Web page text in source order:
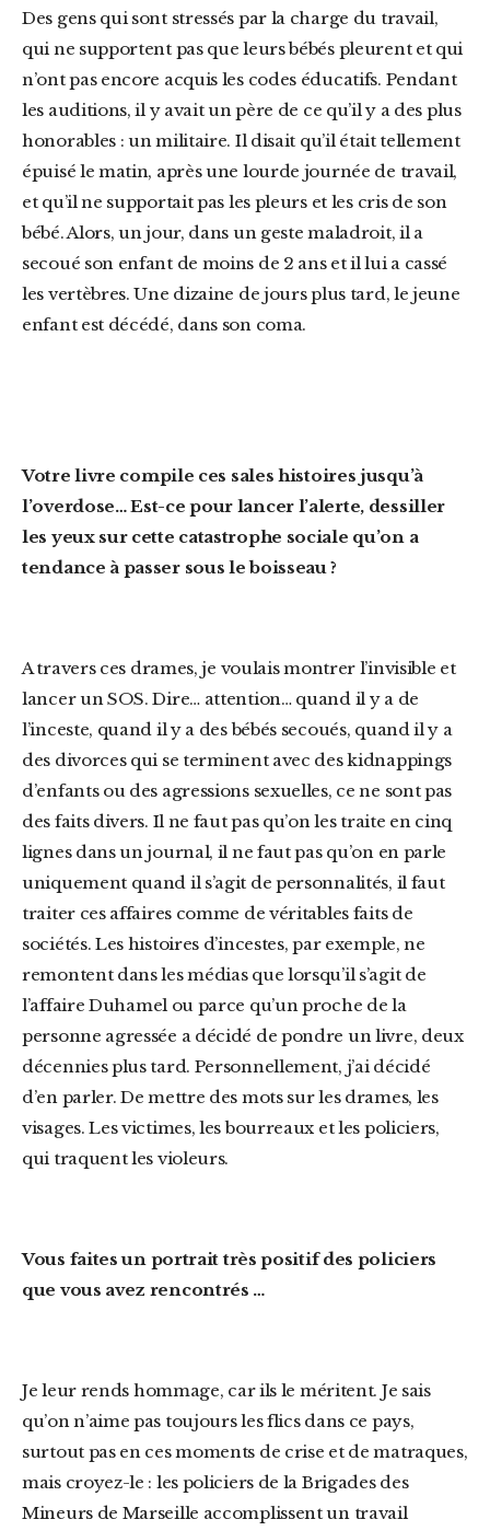
Des gens qui sont stressés par la charge du travail,
qui ne supportent pas que leurs bébés pleurent et qui
n’ont pas encore acquis les codes éducatifs. Pendant
les auditions, il y avait un père de ce qu’il y a des plus
honorables : un militaire. Il disait qu’il était tellement
épuisé le matin, après une lourde journée de travail,
et qu’il ne supportait pas les pleurs et les cris de son
bébé. Alors, un jour, dans un geste maladroit, il a
secoué son enfant de moins de 2 ans et il lui a cassé
les vertèbres. Une dizaine de jours plus tard, le jeune
enfant est décédé, dans son coma.
Votre livre compile ces sales histoires jusqu’à
l’overdose… Est-ce pour lancer l’alerte, dessiller
les yeux sur cette catastrophe sociale qu’on a
tendance à passer sous le boisseau ?
A travers ces drames, je voulais montrer l’invisible et
lancer un SOS. Dire… attention… quand il y a de
l’inceste, quand il y a des bébés secoués, quand il y a
des divorces qui se terminent avec des kidnappings
d’enfants ou des agressions sexuelles, ce ne sont pas
des faits divers. Il ne faut pas qu’on les traite en cinq
lignes dans un journal, il ne faut pas qu’on en parle
uniquement quand il s’agit de personnalités, il faut
traiter ces affaires comme de véritables faits de
sociétés. Les histoires d’incestes, par exemple, ne
remontent dans les médias que lorsqu’il s’agit de
l’affaire Duhamel ou parce qu’un proche de la
personne agressée a décidé de pondre un livre, deux
décennies plus tard. Personnellement, j’ai décidé
d’en parler. De mettre des mots sur les drames, les
visages. Les victimes, les bourreaux et les policiers,
qui traquent les violeurs.
Vous faites un portrait très positif des policiers
que vous avez rencontrés …
Je leur rends hommage, car ils le méritent. Je sais
qu’on n’aime pas toujours les flics dans ce pays,
surtout pas en ces moments de crise et de matraques,
mais croyez-le : les policiers de la Brigades des
Mineurs de Marseille accomplissent un travail